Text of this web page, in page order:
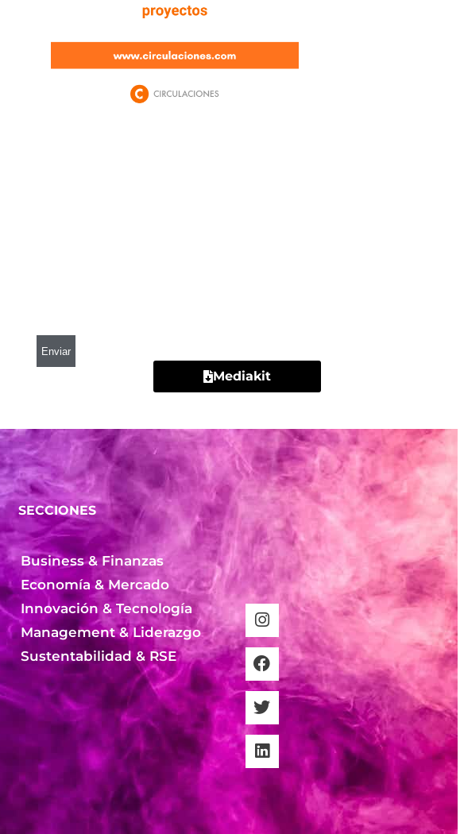
Mediakit
SECCIONES
Business & Finanzas
Economía & Mercado
Innovación & Tecnología
Management & Liderazgo
Sustentabilidad & RSE